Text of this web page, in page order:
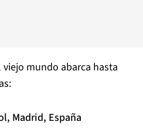
mundo abarca hasta
Madrid, España